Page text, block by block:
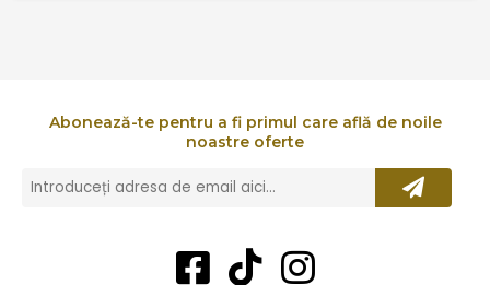
Abonează-te pentru a fi primul care află de noile
noastre oferte